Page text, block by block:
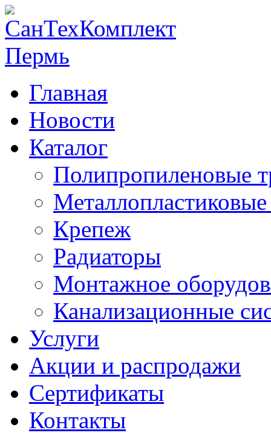
Главная
Новости
Каталог
Полипропиленовые
Крепеж
Радиаторы
Монтажное
Канализационные
Услуги
Акции и распродажи
Сертификаты
Контакты